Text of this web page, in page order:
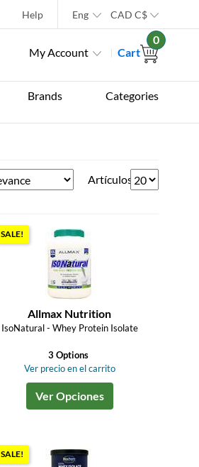
Help Eng CAD C$
My Account Cart
0
Brands Categories
Artículos
SALE!
Allmax Nutrition
IsoNatural - Whey Protein Isolate
3 Options
Ver precio en el carrito
Ver Opciones
SALE!